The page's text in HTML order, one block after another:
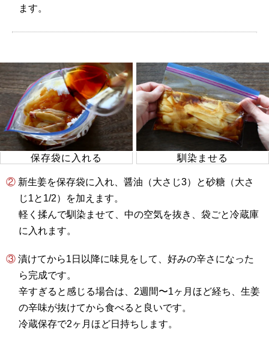
ます。
保存袋に入れる 馴染ませる
② 新生姜を保存袋に入れ、醤油（大さじ3）と砂糖（大さ
じ1と1/2）を加えます。
軽く揉んで馴染ませて、中の空気を抜き、袋ごと冷蔵庫
に入れます。
③ 漬けてから1日以降に味見をして、好みの辛さになった
ら完成です。
辛すぎると感じる場合は、2週間〜1ヶ月ほど経ち、生姜
の辛味が抜けてから食べると良いです。
冷蔵保存で2ヶ月ほど日持ちします。